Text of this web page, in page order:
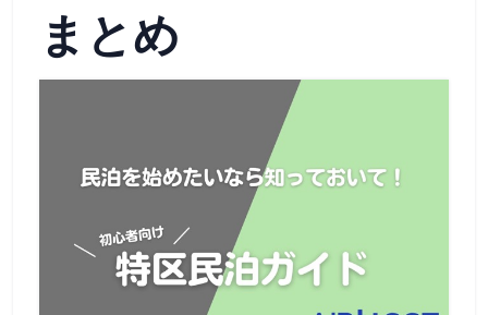
まとめ